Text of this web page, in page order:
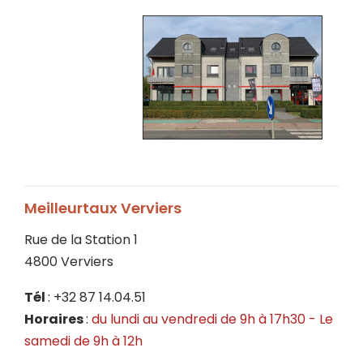
Meilleurtaux Verviers
Rue de la Station 1
4800 Verviers
Tél: +32 87 14.04.51
Horaires: du lundi au vendredi de 9h à 17h30 - Le
samedi de 9h à 12h